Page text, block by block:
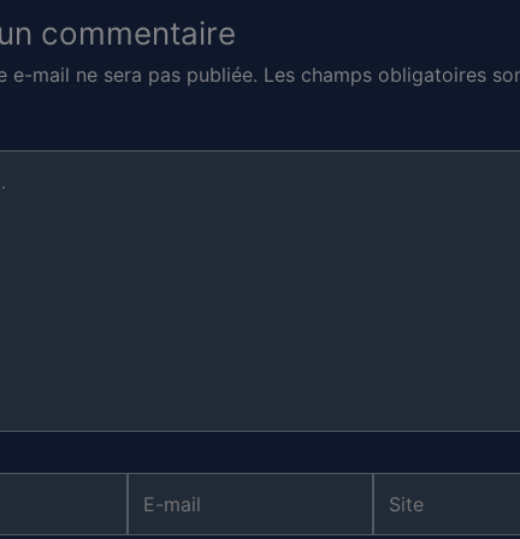
commentaire
e-mail ne sera pas publiée. Les champs obligatoires
mail